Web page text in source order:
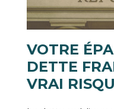
VOTRE
DETTE
VRAI